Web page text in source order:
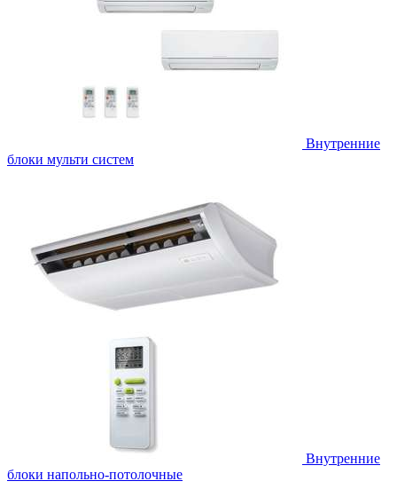
Внутренние
блоки мульти систем
Внутренние
блоки напольно-потолочные